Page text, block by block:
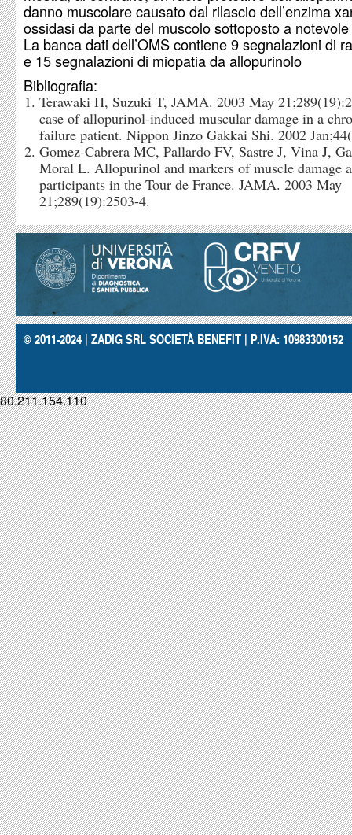
danno muscolare causato dal rilascio dell’enzima
ossidasi da parte del muscolo sottoposto a
La banca dati dell’OMS contiene 9 segnalazioni di
e 15 segnalazioni di miopatia da allopurinolo
Bibliografia:
Terawaki H, Suzuki T, JAMA. 2003 May
case of allopurinol-induced muscular damage in a
failure patient. Nippon Jinzo Gakkai Shi. 2002
Gomez-Cabrera MC, Pallardo FV, Sastre J, Vina J,
Moral L. Allopurinol and markers of muscle damage
participants in the Tour de France. JAMA. 2003 May
21;289(19):2503-4.
© 2011-2024 | ZADIG SRL SOCIETÀ BENEFIT | P.IVA: 10983300152
80.211.154.110